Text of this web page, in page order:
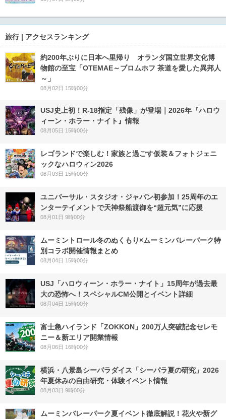
旅行 | アクセスランキング
約200年ぶりに日本へ里帰り オランダ国立世界文化博
物館の至宝「OTEMAE～ブロムホフ 茶道を愛した異邦人
～」
08月02日 15時00分
USJ史上初！R-18指定「残像」が登場｜2026年『ハロウ
ィーン・ホラー・ナイト』情報
08月05日 15時00分
レゴランドで楽しむ！家族と過ごす仮装＆フォトジェニ
ックなハロウィン2026
08月03日 15時00分
ユニバーサル・スタジオ・ジャパン初参加！25周年のエ
ンターテイメントで天神祭船渡御を“超元気”に応援
08月01日 9時00分
ムーミントロール冬のぬくもり×ムーミンバレーパーク特
別コラボ開催情報まとめ
08月04日 15時00分
USJ「ハロウィーン・ホラー・ナイト」15周年が過去最
大の恐怖へ！スペシャルCM公開とイベント詳細
08月04日 15時00分
富士急ハイランド「ZOKKON」200万人突破記念セレモ
ニー＆新エリア開業情報
08月06日 16時00分
横浜・八景島シーパラダイス「シーパラ夏の研究」2026
年夏休みの自由研究・体験イベント情報
08月03日 9時00分
ムーミンバレーパーク夏イベント徹底解説！花火や新グ